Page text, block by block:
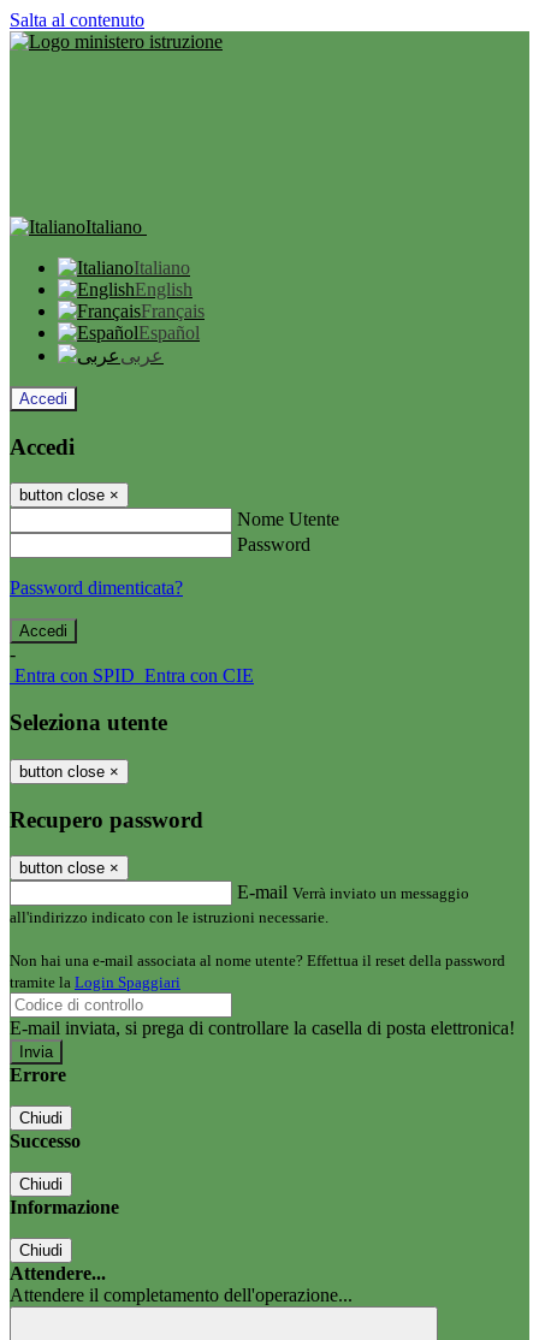
Salta al contenuto
Italiano
Italiano
English
Français
Español
عربى
Accedi
Accedi
button close ×
Nome Utente
Password
Password dimenticata?
-
Entra con SPID Entra con CIE
Seleziona utente
button close ×
Recupero password
button close ×
E-mail Verrà inviato un messaggio
all'indirizzo indicato con le istruzioni necessarie.
Non hai una e-mail associata al nome utente? Effettua il reset della password
tramite la Login Spaggiari
E-mail inviata, si prega di controllare la casella di posta elettronica!
Errore
Chiudi
Successo
Chiudi
Informazione
Chiudi
Attendere...
Attendere il completamento dell'operazione...